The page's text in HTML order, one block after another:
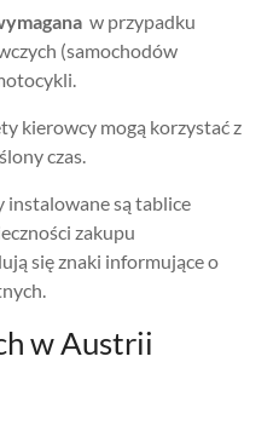
w przypadku
(samochodów
kierowcy mogą korzystać z
czas.
instalowane są tablice
zakupu
się znaki informujące o
w Austrii